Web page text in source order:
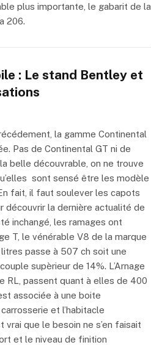
plus importante, le gabarit de la
206.
: Le stand Bentley et
la gamme Continental
Pas de Continental GT ni de
belle découvrable, on ne trouve
sont sensé être les modèle
fait, il faut soulever les capots
découvrir la dernière actualité de
inchangé, les ramages ont
T, le vénérable V8 de la marque
passe à 507 ch soit une
supèrieur de 14%. L’Arnage
RL, passent quant à elles de 400
associée à une boite
et l’habitacle
que le besoin ne s’en faisait
et le niveau de finition